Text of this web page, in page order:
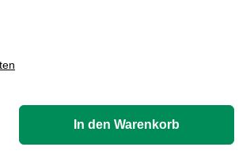
gewünschten Wert ein
In den Warenkorb